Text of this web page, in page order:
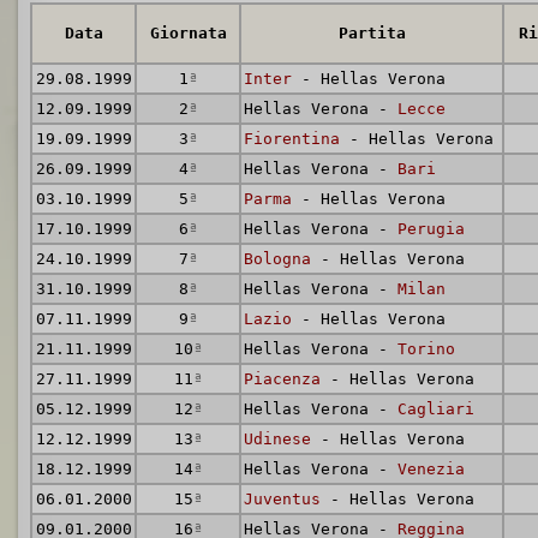
Data Giornata Partita
29.08.1999 1 ª Inter - Hellas Verona
12.09.1999
2 ª Hellas Verona - Lecce
19.09.1999
3 ª Fiorentina - Hellas Verona
26.09.1999
4ª Hellas Verona - Bari
03.10.1999
5 ª Parma - Hellas Verona
17.10.1999
6 ª Hellas Verona - Perugia
24.10.1999
7 ª Bologna - Hellas Verona
31.10.1999
8 ª Hellas Verona - Milan
07.11.1999
9 ª Lazio - Hellas Verona
21.11.1999
10 ª Hellas Verona - Torino
27.11.1999
11 ª Piacenza - Hellas Verona
05.12.1999
12 ª Hellas Verona - Cagliari
12.12.1999
13 ª Udinese - Hellas Verona
18.12.1999
14ª Hellas Verona - Venezia
06.01.2000
15 ª Juventus - Hellas Verona
09.01.2000
16 ª Hellas Verona - Reggina